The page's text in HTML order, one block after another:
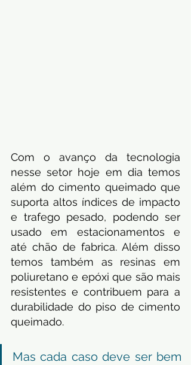
Com o avanço da tecnologia
nesse setor hoje em dia temos
além do cimento queimado que
suporta altos índices de impacto
e trafego pesado, podendo ser
usado em estacionamentos e
até chão de fabrica. Além disso
temos também as resinas em
poliuretano e epóxi que são mais
resistentes e contribuem para a
durabilidade do piso de cimento
queimado.
Mas cada caso deve ser bem